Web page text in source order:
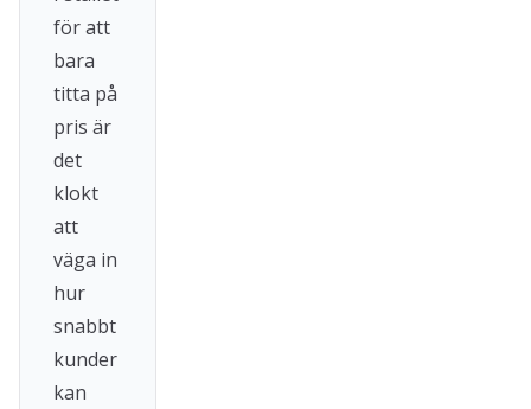
för att
bara
titta på
pris är
det
klokt
att
väga in
hur
snabbt
kunder
kan